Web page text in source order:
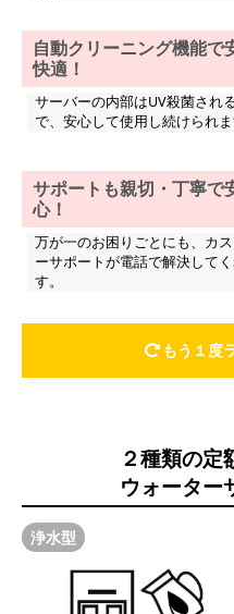
自動クリーニング機能で
快適！
サーバーの内部はUV殺菌され
で、安心して使用し続けられま
サポートも親切・丁寧で
心！
万が一のお困りごとにも、カ
ーサポートが電話で解決してく
す。
もう１度
２種類の定
ウォーター
浄水型